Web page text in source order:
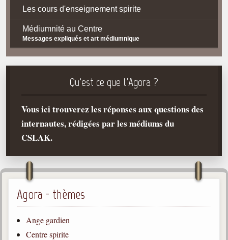
Les cours d'enseignement spirite
Médiumnité au Centre
Messages expliqués et art médiumnique
Contact / Accès
Plan d'accès
La doctrine Spirite
Qu'est-ce que c'est ?
Les bases du spiritisme
Historique
Philosophie
La doctrine d'Allan Kardec
But des manifestations spirites
Esprits
Qu'est ce que l'Agora ?
Vous ici trouverez les réponses aux questions des
internautes, rédigées par les médiums du
CSLAK.
Agora - thèmes
Ange gardien
Centre spirite